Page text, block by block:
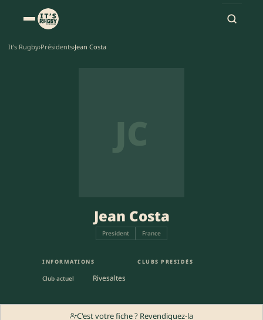
It's Rugby›Présidents›Jean Costa
JC
Jean Costa
President France
INFORMATIONS
Club actuel Rivesaltes
CLUBS PRESIDÉS
C'est votre fiche ? Revendiquez-la